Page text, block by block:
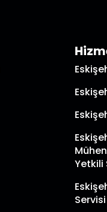
Yetkili
Servisi